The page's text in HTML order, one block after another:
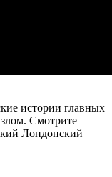
истории главных
Смотрите
Лондонский